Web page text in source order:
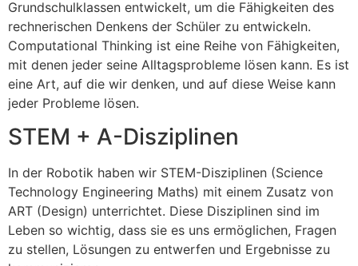
Grundschulklassen entwickelt, um die Fähigkeiten des
rechnerischen Denkens der Schüler zu entwickeln.
Computational Thinking ist eine Reihe von Fähigkeiten,
mit denen jeder seine Alltagsprobleme lösen kann. Es ist
eine Art, auf die wir denken, und auf diese Weise kann
jeder Probleme lösen.
STEM + A-Disziplinen
In der Robotik haben wir STEM-Disziplinen (Science
Technology Engineering Maths) mit einem Zusatz von
ART (Design) unterrichtet. Diese Disziplinen sind im
Leben so wichtig, dass sie es uns ermöglichen, Fragen
zu stellen, Lösungen zu entwerfen und Ergebnisse zu